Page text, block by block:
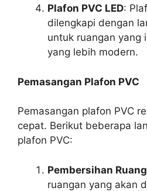
Plafon PVC LED:
dilengkapi dengan
untuk ruangan yang
yang lebih modern.
Pemasangan Plafon PVC
Pemasangan plafon PVC
cepat. Berikut beberapa
plafon PVC:
Pembersihan
ruangan yang akan